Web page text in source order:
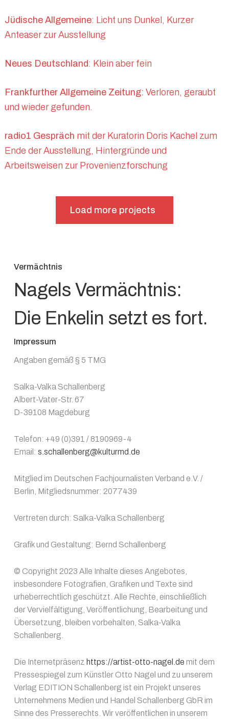
Jüdische Allgemeine: Licht uns Dunkel, Kurzer
Anteaser zur Ausstellung
Neues Deutschland: Klein aber fein
Frankfurther Allgemeine Zeitung: Verloren, geraubt
und wieder gefunden.
radio1 Gespräch mit der Kuratorin Doris Kachel zum
Ende der Ausstellung, Hintergründe und
Arbeitsweisen zur Provenienzforschung
Load more projects
Vermächtnis
Nagels Vermächtnis:
Die Enkelin setzt es fort.
Impressum
Angaben gemäß § 5 TMG
Salka-Valka Schallenberg
Albert-Vater-Str. 67
D-39108 Magdeburg
Telefon: +49 (0)391 / 8190969-4
Email: s.schallenberg@kulturmd.de
Mitglied im Deutschen Fachjournalisten Verband e.V. /
Berlin, Mitgliedsnummer: 2077439
Vertreten durch: Salka-Valka Schallenberg
Grafik und Gestaltung: Bernd Schallenberg
© Copyright 2023 Alle Inhalte dieses Angebotes,
insbesondere Fotografien, Grafiken und Texte sind
urheberrechtlich geschützt. Alle Rechte, einschließlich
der Vervielfältigung, Veröffentlichung, Bearbeitung und
Übersetzung, bleiben vorbehalten, Salka-Valka
Schallenberg.
Die Internetpräsenz https://artist-otto-nagel.de mit dem
Pressespiegel zum Künstler Otto Nagel und zu unserem
Verlag EDITION Schallenberg ist ein Projekt unseres
Unternehmens Medien und Handel Schallenberg GbR im
Sinne des Presserechts. Wir veröffentlichen in unserem